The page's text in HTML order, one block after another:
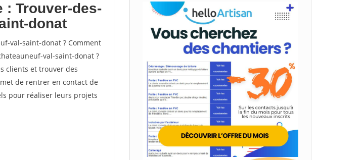
: Trouver-des-
donat
val-saint-donat ? Comment
val-saint-donat ?
clients et trouver des
de rentrer en contact de
pour réaliser leurs projets